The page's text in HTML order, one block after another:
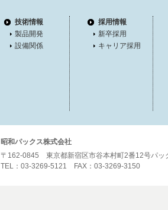
技術情報
製品開発
設備関係
採用情報
新卒採用
キャリア採用
昭和パックス株式会社
〒162-0845 東京都新宿区市谷本村町2番12号パッ
TEL：03-3269-5121 FAX：03-3269-3150